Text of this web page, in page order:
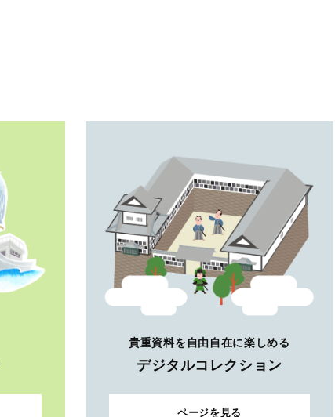
貴重資料を自由自在に楽しめる
デジタルコレクション
ページを見る